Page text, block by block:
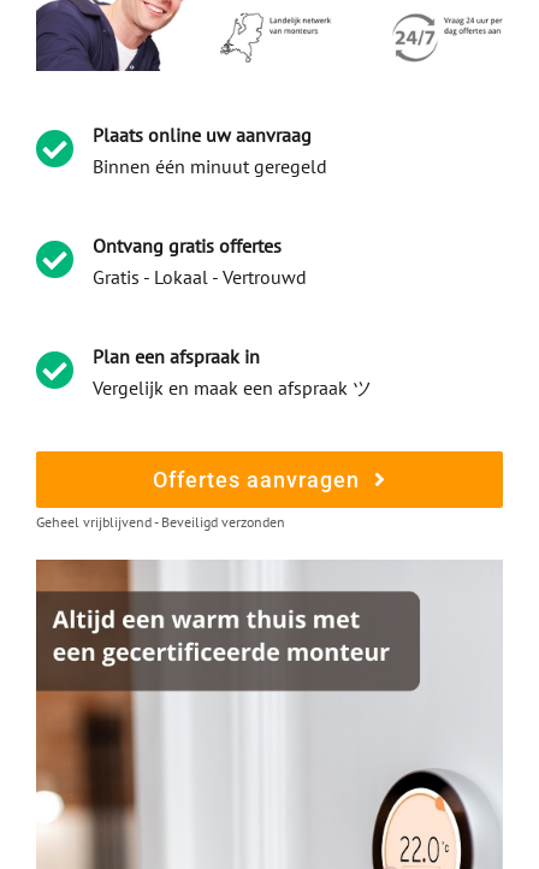
Plaats online uw aanvraag
Binnen één minuut geregeld
Ontvang gratis offertes
Gratis - Lokaal - Vertrouwd
Plan een afspraak in
Vergelijk en maak een afspraak ツ
Offertes aanvragen
Geheel vrijblijvend - Beveiligd verzonden